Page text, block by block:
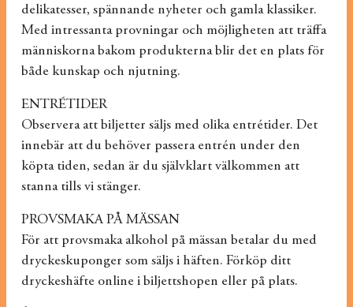
delikatesser, spännande nyheter och gamla klassiker.
Med intressanta provningar och möjligheten att träffa
människorna bakom produkterna blir det en plats för
både kunskap och njutning.
ENTRÉTIDER
Observera att biljetter säljs med olika entrétider. Det
innebär att du behöver passera entrén under den
köpta tiden, sedan är du självklart välkommen att
stanna tills vi stänger.
PROVSMAKA PÅ MÄSSAN
För att provsmaka alkohol på mässan betalar du med
dryckeskuponger som säljs i häften. Förköp ditt
dryckeshäfte online i biljettshopen eller på plats.